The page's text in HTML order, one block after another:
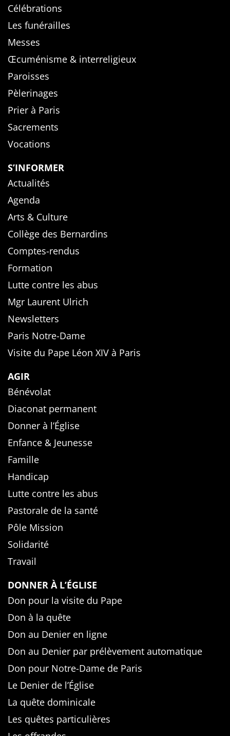
Célébrations
Les funérailles
Messes
Œcuménisme & interreligieux
Paroisses
Pèlerinages
Prier à Paris
Sacrements
Vocations
S’INFORMER
Actualités
Agenda
Arts & Culture
Collège des Bernardins
Comptes-rendus
Formation
Lutte contre les abus
Mgr Laurent Ulrich
Newsletters
Paris Notre-Dame
Visite du Pape Léon XIV à Paris
AGIR
Bénévolat
Diaconat permanent
Donner à l’Église
Enfance & Jeunesse
Famille
Handicap
Lutte contre les abus
Pastorale de la santé
Pôle Mission
Solidarité
Travail
DONNER À L’ÉGLISE
Don pour la visite du Pape
Don à la quête
Don au Denier en ligne
Don au Denier par prélèvement automatique
Don pour Notre-Dame de Paris
Le Denier de l’Église
La quête dominicale
Les quêtes particulières